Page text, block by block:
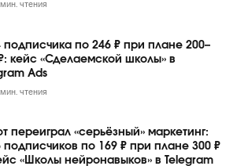
мин. чтения
подписчика по 246 ₽ при плане 200–
кейс «Сделаемской школы» в
Ads
мин. чтения
переиграл «серьёзный» маркетинг:
подписчиков по 169 ₽ при плане 300 ₽
«Школы нейронавыков» в Telegram